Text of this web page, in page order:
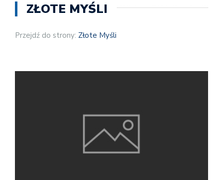
ZŁOTE MYŚLI
Przejdź do strony: Złote Myśli